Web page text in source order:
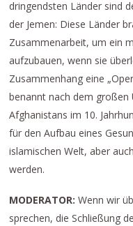
dringendsten Länder sind
der Jemen: Diese Länder
Zusammenarbeit, um ein
aufzubauen, wenn sie
Zusammenhang eine
benannt nach dem großen
Afghanistans im 10.
für den Aufbau eines
islamischen Welt, aber
werden.
MODERATOR:Wenn wir
sprechen, die Schließung